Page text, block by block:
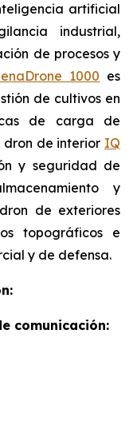
artificial
industrial,
de procesos y
1000 es
de cultivos en
de carga de
dron de interior IQ
y seguridad de
y
de exteriores
topográficos e
y de defensa.
comunicación: